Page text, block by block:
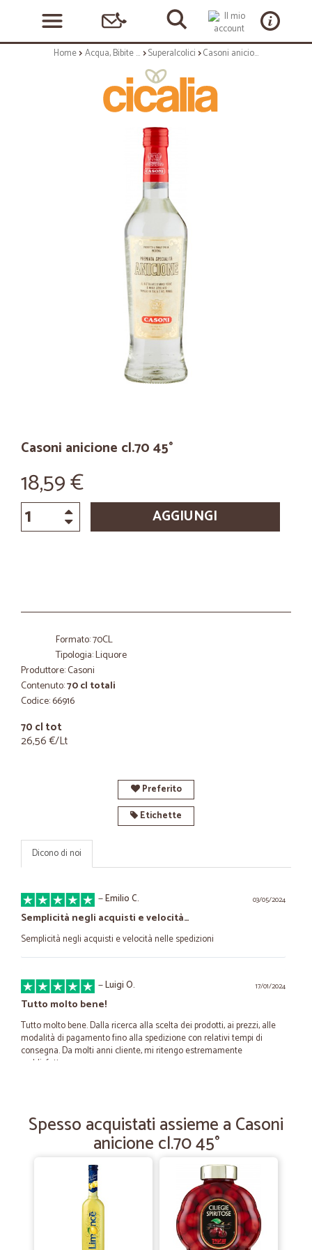
Home Acqua, Bibite e Alcolici Superalcolici Casoni anicione cl.70 45°
Casoni anicione cl.70 45°
18,59 €
AGGIUNGI
Formato: 70CL
Tipologia: Liquore
Produttore: Casoni
Contenuto:70 cl totali
Codice: 66916
70 cl tot
26,56 €/Lt
Preferito
Etichette
Dicono di noi
03/05/2024
—Emilio C.
Semplicità negli acquisti e velocità…
Semplicità negli acquisti e velocità nelle spedizioni
17/01/2024
—Luigi O.
Tutto molto bene!
Tutto molto bene. Dalla ricerca alla scelta dei prodotti, ai prezzi, alle
modalità di pagamento fino alla spedizione con relativi tempi di
consegna. Da molti anni cliente, mi ritengo estremamente
soddisfatto.
Ottimi prodotti e consegna mi trovo…
Ottimi prodotti , consegna veloce puntuale e io mi trovo sempre
08/06/2020
—
Spesso acquistati assieme a Casoni
anicione cl.70 45°